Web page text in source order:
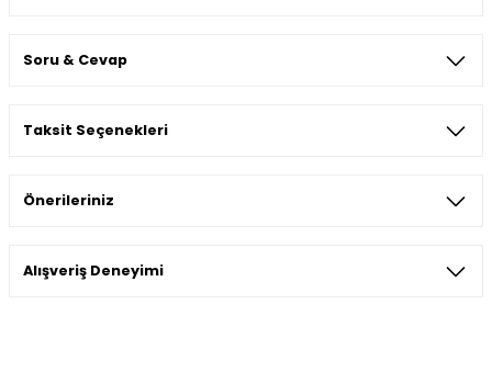
Soru & Cevap
Taksit Seçenekleri
Önerileriniz
Bu ürünün fiyat bilgisi, resim, ürün açıklamalarında ve diğer
konularda yetersiz gördüğünüz noktaları öneri formunu
Alışveriş Deneyimi